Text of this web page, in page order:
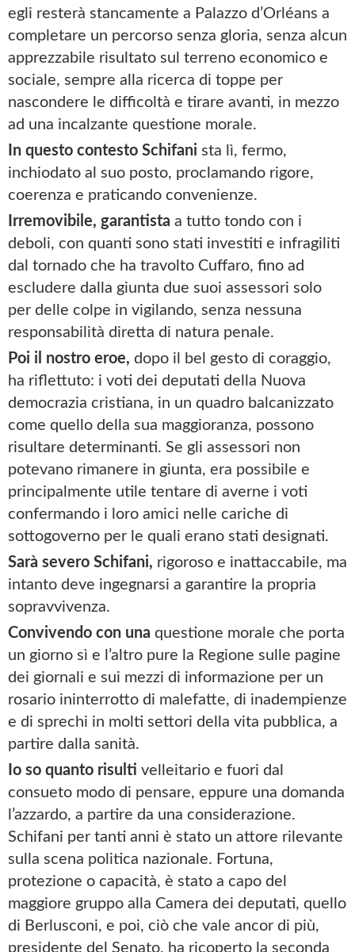
egli resterà stancamente a Palazzo d’Orléans a
completare un percorso senza gloria, senza alcun
apprezzabile risultato sul terreno economico e
sociale, sempre alla ricerca di toppe per
nascondere le difficoltà e tirare avanti, in mezzo
ad una incalzante questione morale.
In questo contesto Schifani sta lì, fermo,
inchiodato al suo posto, proclamando rigore,
coerenza e praticando convenienze.
Irremovibile, garantista a tutto tondo con i
deboli, con quanti sono stati investiti e infragiliti
dal tornado che ha travolto Cuffaro, fino ad
escludere dalla giunta due suoi assessori solo
per delle colpe in vigilando, senza nessuna
responsabilità diretta di natura penale.
Poi il nostro eroe, dopo il bel gesto di coraggio,
ha riflettuto: i voti dei deputati della Nuova
democrazia cristiana, in un quadro balcanizzato
come quello della sua maggioranza, possono
risultare determinanti. Se gli assessori non
potevano rimanere in giunta, era possibile e
principalmente utile tentare di averne i voti
confermando i loro amici nelle cariche di
sottogoverno per le quali erano stati designati.
Sarà severo Schifani, rigoroso e inattaccabile, ma
intanto deve ingegnarsi a garantire la propria
sopravvivenza.
Convivendo con una questione morale che porta
un giorno sì e l’altro pure la Regione sulle pagine
dei giornali e sui mezzi di informazione per un
rosario ininterrotto di malefatte, di inadempienze
e di sprechi in molti settori della vita pubblica, a
partire dalla sanità.
Io so quanto risulti velleitario e fuori dal
consueto modo di pensare, eppure una domanda
l’azzardo, a partire da una considerazione.
Schifani per tanti anni è stato un attore rilevante
sulla scena politica nazionale. Fortuna,
protezione o capacità, è stato a capo del
maggiore gruppo alla Camera dei deputati, quello
di Berlusconi, e poi, ciò che vale ancor di più,
presidente del Senato, ha ricoperto la seconda